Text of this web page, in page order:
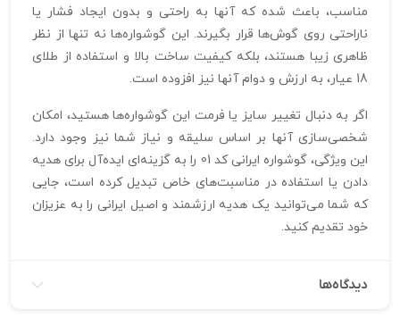
مناسب، باعث شده که آنها به راحتی و بدون ایجاد فشار یا
ناراحتی روی گوش‌ها قرار بگیرند. این گوشواره‌ها نه تنها از نظر
ظاهری زیبا هستند، بلکه کیفیت ساخت بالا و استفاده از طلای
18 عیار، به ارزش و دوام آنها نیز افزوده است.
اگر به دنبال تغییر سایز یا فرمت این گوشواره‌ها هستید، امکان
شخصی‌سازی آنها بر اساس سلیقه و نیاز شما نیز وجود دارد.
این ویژگی، گوشواره ایرانی کد 01 را به گزینه‌ای ایده‌آل برای هدیه
دادن یا استفاده در مناسبت‌های خاص تبدیل کرده است، جایی
که شما می‌توانید یک هدیه ارزشمند و اصیل ایرانی را به عزیزان
خود تقدیم کنید.
دیدگاه‌ها